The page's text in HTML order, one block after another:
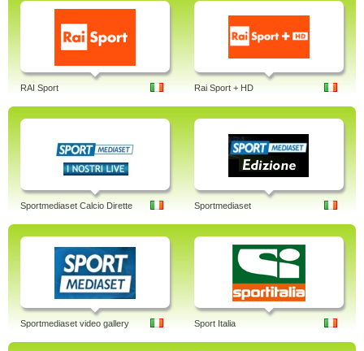
RAI Sport Rai Sport + HD
Sportmediaset Calcio Dirette Sportmediaset
Sportmediaset video gallery Sport Italia